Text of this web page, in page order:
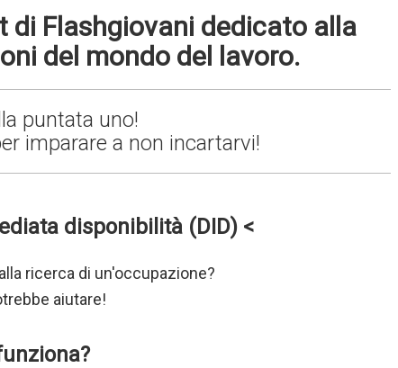
di Flashgiovani dedicato alla
del mondo del lavoro.
puntata uno!
imparare a non incartarvi!
disponibilità (DID) <
ricerca di un'occupazione?
aiutare!